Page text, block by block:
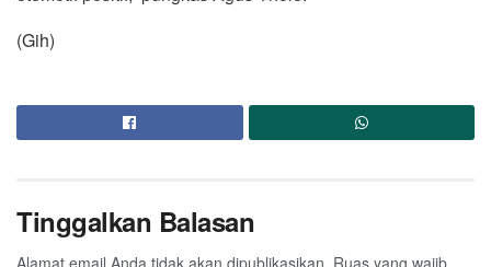
(Gih)
Tinggalkan Balasan
Alamat email Anda tidak akan dipublikasikan. Ruas yang wajib